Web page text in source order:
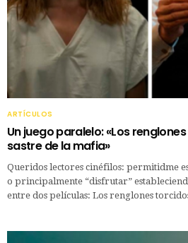
ARTÍCULOS
Un juego paralelo: «Los
sastre de la mafia»
Queridos lectores cinéfilos: permitidme
o principalmente “disfrutar”
entre dos películas: Los renglones